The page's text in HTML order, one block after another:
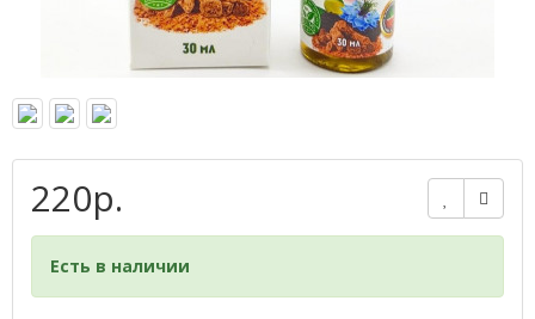
220р.
Есть в наличии